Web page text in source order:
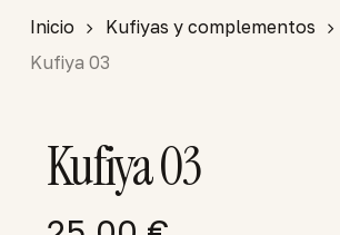
Inicio Kufiyas y complementos
Kufiya 03
Kufiya 03